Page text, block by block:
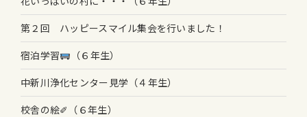
第２回 ハッピースマイル集会を行いました！
宿泊学習
（６年生）
中新川浄化センター見学（４年生）
校舎の絵✐（６年生）